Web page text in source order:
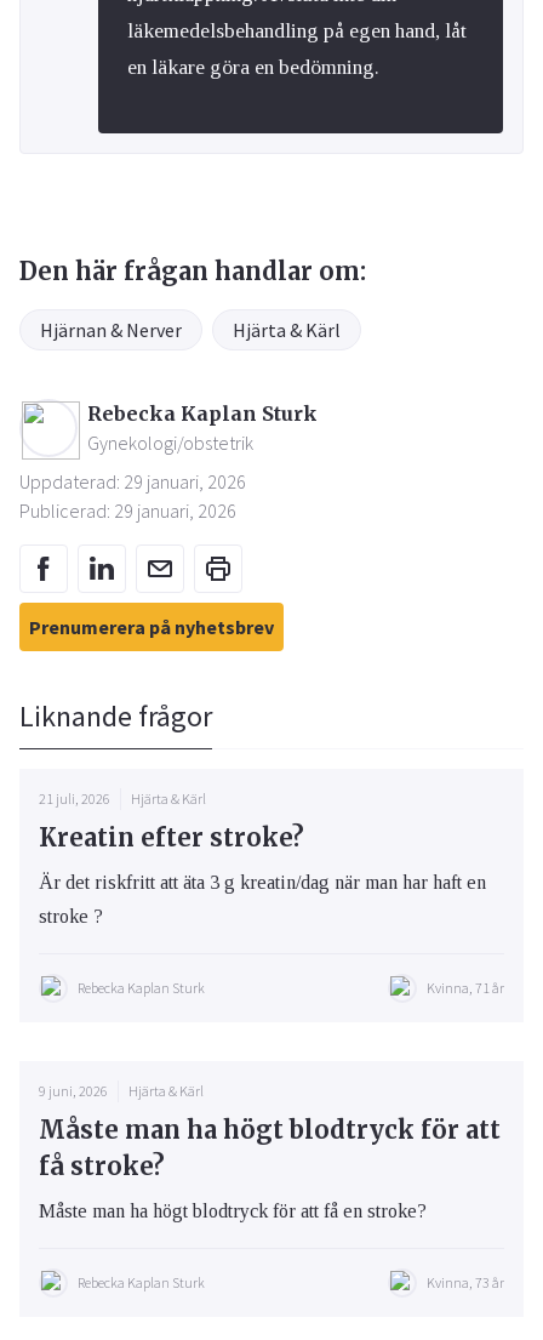
läkemedelsbehandling på egen hand, låt
en läkare göra en bedömning.
Den här frågan handlar om:
Hjärnan & Nerver Hjärta & Kärl
Rebecka Kaplan Sturk
Gynekologi/obstetrik
Uppdaterad: 29 januari, 2026
Publicerad: 29 januari, 2026
Prenumerera på nyhetsbrev
Liknande frågor
21 juli, 2026 Hjärta & Kärl
Kreatin efter stroke?
Är det riskfritt att äta 3 g kreatin/dag när man har haft en
stroke ?
Rebecka Kaplan Sturk Kvinna, 71 år
9 juni, 2026 Hjärta & Kärl
Måste man ha högt blodtryck för att
få stroke?
Måste man ha högt blodtryck för att få en stroke?
Rebecka Kaplan Sturk Kvinna, 73 år